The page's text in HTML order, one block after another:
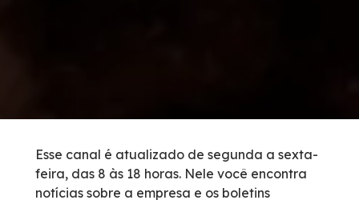
Inspeção de Tráfego
Esse canal é atualizado de segunda a sexta-
feira, das 8 às 18 horas. Nele você encontra
notícias sobre a empresa e os boletins